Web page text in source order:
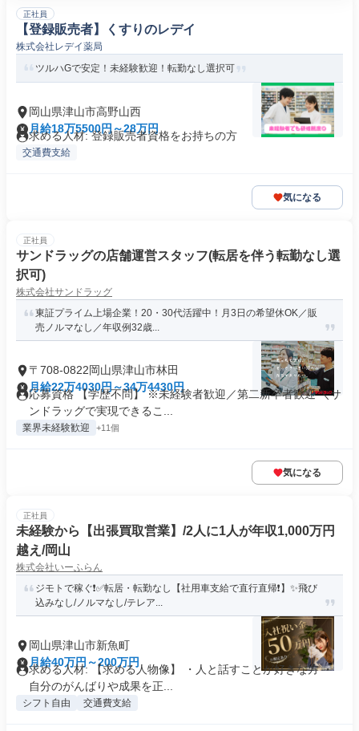
正社員
【登録販売者】くすりのレデイ
株式会社レデイ薬局
ツルハGで安定！未経験歓迎！転勤なし選択可
岡山県津山市高野山西
月給18万5500円～28万円
求める人材: 登録販売者資格をお持ちの方
交通費支給
気になる
正社員
サンドラッグの店舗運営スタッフ(転居を伴う転勤なし選
択可)
株式会社サンドラッグ
東証プライム上場企業！20・30代活躍中！月3日の希望休OK／販
売ノルマなし／年収例32歳...
〒708-0822岡山県津山市林田
月給22万4030円～34万4430円
応募資格 【学歴不問】 ※未経験者歓迎／第二新卒者歓迎 ＼サ
ンドラッグで実現できるこ...
業界未経験歓迎 +11個
気になる
正社員
未経験から【出張買取営業】/2人に1人が年収1,000万円
越え/岡山
株式会社いーふらん
ジモトで稼ぐ❗✅転居・転勤なし【社用車支給で直行直帰❗】✨飛び
込みなし/ノルマなし/テレア...
岡山県津山市新魚町
月給40万円～200万円
求める人材: 【求める人物像】 ・人と話すことが好きな方 ・
自分のがんばりや成果を正...
シフト自由 交通費支給